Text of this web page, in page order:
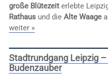
große Blütezeiterlebte
Rathausund die Alte Waage
weiter »
Stadtrundgang Leipzig
Budenzauber